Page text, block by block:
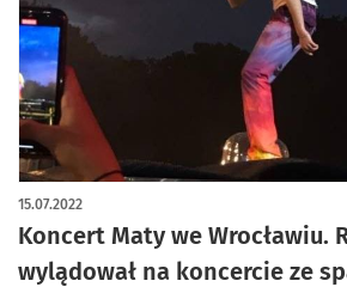
Koncert Maty we Wrocławiu.
wylądował na koncercie ze
15.07.2022
artykuł z galerią zdjęć